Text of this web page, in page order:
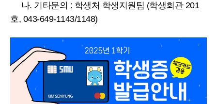
나. 기타문의 : 학생처 학생지원팀 (학생회관 201
호, 043-649-1143/1148)